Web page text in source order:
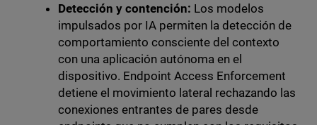
Detección y contención: Los modelos
impulsados por IA permiten la detección de
comportamiento consciente del contexto
con una aplicación autónoma en el
dispositivo. Endpoint Access Enforcement
detiene el movimiento lateral rechazando las
conexiones entrantes de pares desde